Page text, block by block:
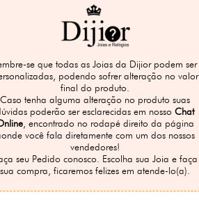
se que todas as Joias da Dijior podem ser
podendo sofrer alteração no valor
final do produto.
Caso tenha alguma alteração no produto suas
poderão ser esclarecidas em nossoChat
, encontrado no rodapé direito da página
você fala diretamente com um dos nossos
vendedores!
seu Pedido conosco. Escolha sua Joia e faça
sua compra, ficaremos felizes em atende-lo(a).